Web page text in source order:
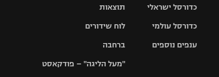
תוצאות
לוח שידורים
ברחבה
"מעל הליגה" – פודקאסט
גביע הטוטו
האלופות
ליגה
כדורסל ישראלי
סל
כדורסל עולמי
ענפים נוספים